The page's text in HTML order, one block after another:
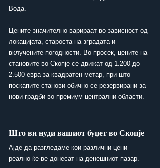
Вода.
Цените значително варираат во зависност од
локацијата, староста на зградата и
вклучените погодности. Во просек, цените на
становите во Скопје се движат од 1.200 до
2.500 евра за квадратен метар, при што
поскапите станови обично се резервирани за
нови градби во премиум централни области.
Што ви нуди вашиот буџет во Скопје
Ајде да разгледаме кои различни цени
реално ќе ве донесат на денешниот пазар.